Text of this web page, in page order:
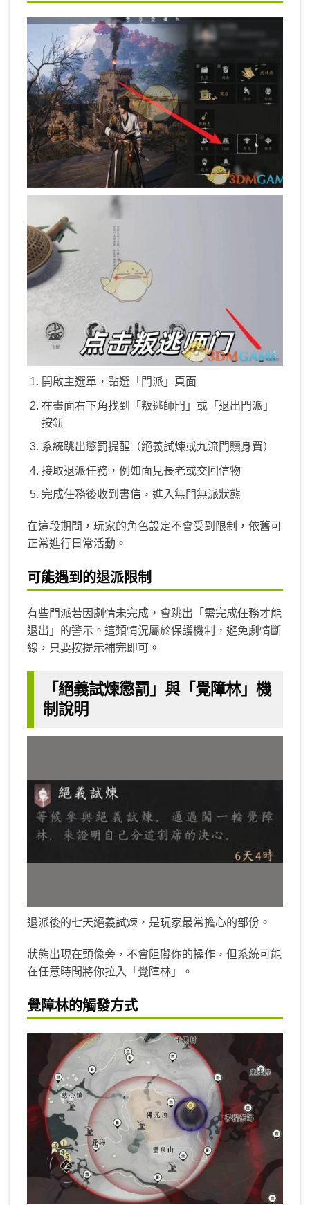
開啟主選單，點選「門派」頁面
在畫面右下角找到「叛逃師門」或「退出門派」
按鈕
系統跳出懲罰提醒（絕義試煉或九流門贖身費）
接取退派任務，例如面見長老或交回信物
完成任務後收到書信，進入無門無派狀態
在這段期間，玩家的角色設定不會受到限制，依舊可
正常進行日常活動。
可能遇到的退派限制
有些門派若因劇情未完成，會跳出「需完成任務才能
退出」的警示。這類情況屬於保護機制，避免劇情斷
線，只要按提示補完即可。
「絕義試煉懲罰」與「覺障林」機
制說明
退派後的七天絕義試煉，是玩家最常擔心的部份。
狀態出現在頭像旁，不會阻礙你的操作，但系統可能
在任意時間將你拉入「覺障林」。
覺障林的觸發方式